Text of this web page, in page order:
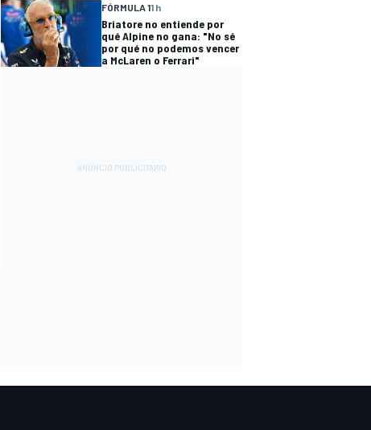
FÓRMULA 11 h
Briatore no entiende por
qué Alpine no gana: "No sé
por qué no podemos vencer
a McLaren o Ferrari"